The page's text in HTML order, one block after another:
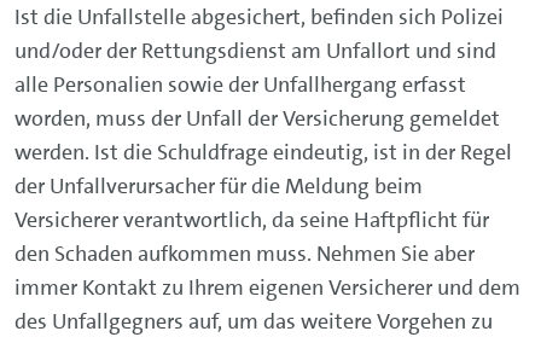
Ist die Unfallstelle abgesichert, befinden sich Polizei
und/oder der Rettungsdienst am Unfallort und sind
alle Personalien sowie der Unfallhergang erfasst
worden, muss der Unfall der Versicherung gemeldet
werden. Ist die Schuldfrage eindeutig, ist in der Regel
der Unfallverursacher für die Meldung beim
Versicherer verantwortlich, da seine Haftpflicht für
den Schaden aufkommen muss. Nehmen Sie aber
immer Kontakt zu Ihrem eigenen Versicherer und dem
des Unfallgegners auf, um das weitere Vorgehen zu